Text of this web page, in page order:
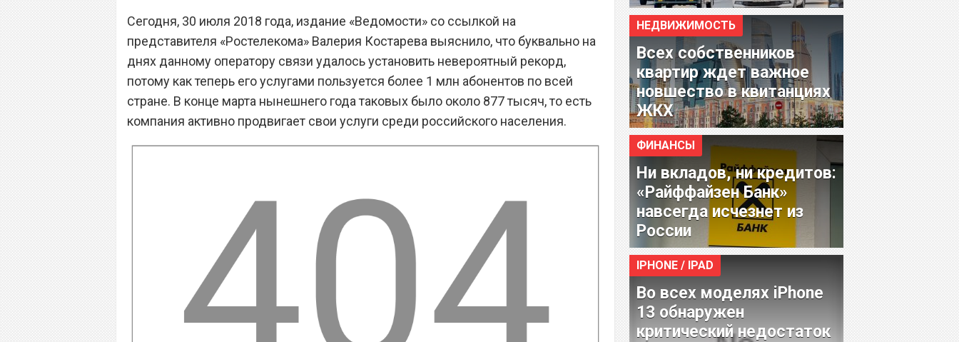
Сегодня, 30 июля 2018 года, издание «Ведомости» со ссылкой на
представителя «Ростелекома» Валерия Костарева выяснило, что буквально на
днях данному оператору связи удалось установить невероятный рекорд,
потому как теперь его услугами пользуется более 1 млн абонентов по всей
стране. В конце марта нынешнего года таковых было около 877 тысяч, то есть
компания активно продвигает свои услуги среди российского населения.
НЕДВИЖИМОСТЬ
Всех собственников
квартир ждет важное
новшество в квитанциях
ЖКХ
ФИНАНСЫ
Ни вкладов, ни кредитов:
«Райффайзен Банк»
навсегда исчезнет из
России
IPHONE / IPAD
Во всех моделях iPhone
13 обнаружен
критический недостаток